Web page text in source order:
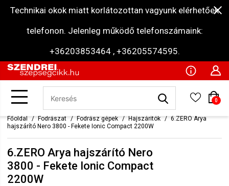
Technikai okok miatt korlátozottan vagyunk elérhetőek
telefonon. Jelenleg működő telefonszámaink:
+36203853464 , +36205574595.
0
Főoldal Fodrászat Fodrász gépek Hajszárítók
6.ZERO Arya
hajszárító Nero 3800 - Fekete Ionic Compact 2200W
6.ZERO Arya hajszárító Nero
3800 - Fekete Ionic Compact
2200W